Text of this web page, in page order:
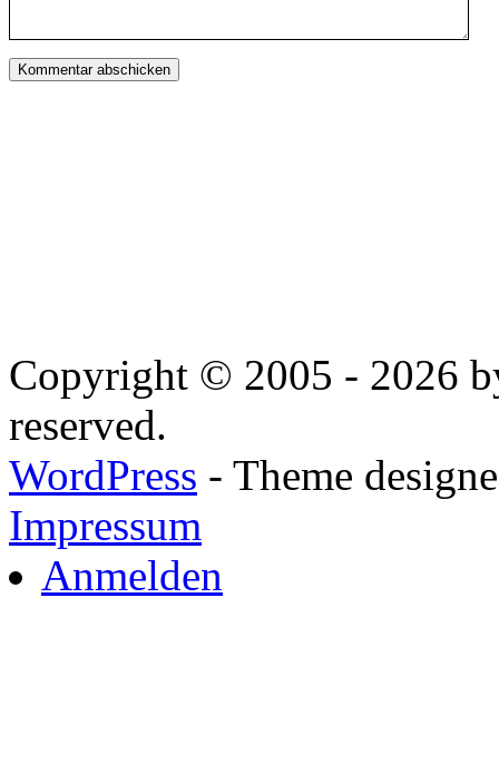
Copyright © 2005 - 2026
reserved.
WordPress - Theme
Impressum
Anmelden